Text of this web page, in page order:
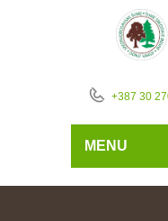
+387 30
MENU